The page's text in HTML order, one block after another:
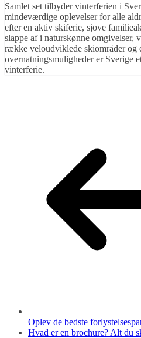
Samlet set tilbyder vinterferien i
mindeværdige oplevelser for alle
efter en aktiv skiferie, sjove
slappe af i naturskønne omgivelser,
række veloudviklede skiområder og
overnatningsmuligheder er Sverige
vinterferie.
Oplev de bedste
Hvad er en brochure? Alt du